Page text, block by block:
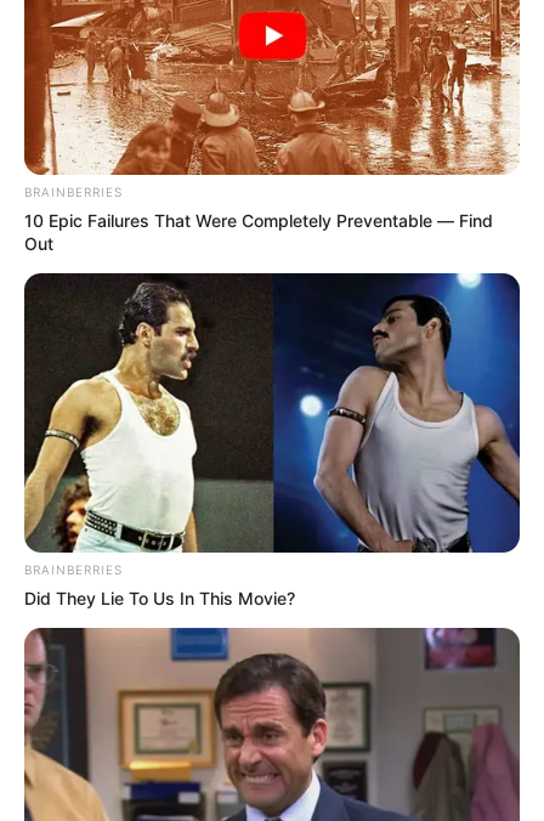
tipos de incendios:
Estructurales:incidentes en edificaciones como
viviendas, bodegas, locales comerciales e
industrias.
Forestales:incendios o quemas no controladas en
áreas con vegetación, como lotes, cerros,
plantaciones o matorrales.
combustión de automotores, ya sea por fallas
mecánicas o accidentes de tránsito.
Las autoridades reiteran la importancia deno intervenir
por cuenta propia en este tipo de situaciones, mantener
la calma y permitir que los cuerpos de socorro actúen
con rapidez y seguridad. Además, se recomienda no
propagar rumores ni información sin verificar a través de
canales oficiales.
COMPARTIR
TEMAS RELACIONADOS
BOMBEROS
LOCALIDAD DE FONTIBÓN
INCENDIO EN BOGOTÁ
INCENDIO
BRAINBERRIES
10 Epic Failures That Were Completely Preventable — Find
Out
BRAINBERRIES
Did They Lie To Us In This Movie?